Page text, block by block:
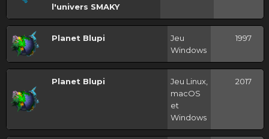
l'univers SMAKY
Planet Blupi
Jeu
Windows
1997
Planet Blupi
Jeu Linux,
macOS
et
Windows
2017